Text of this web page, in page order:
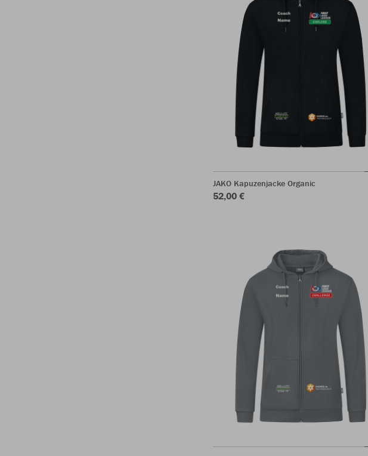
JAKO Kapuzenjacke Organic
52,00 €